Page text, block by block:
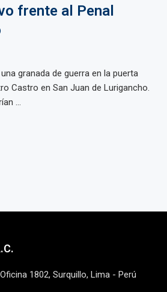
frente al Penal
granada de guerra en la puerta
Castro en San Juan de Lurigancho.
...
1802, Surquillo, Lima - Perú